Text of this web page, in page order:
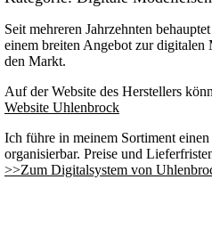
Seit mehreren Jahrzehnten
einem breiten Angebot zur
den Markt.
Auf der Website des Herstellers
Website Uhlenbrock
Ich führe in meinem Sortiment
organisierbar. Preise und
>>Zum Digitalsystem von